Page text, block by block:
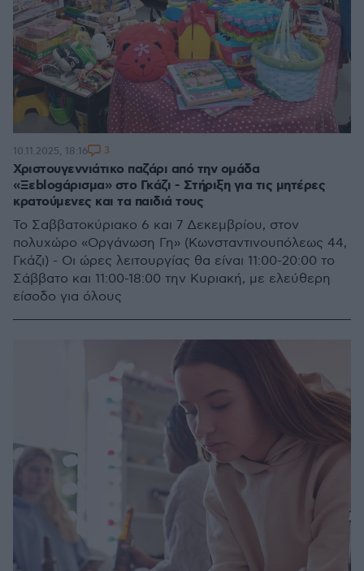
Χριστουγεννιάτικο παζάρι από την ομάδα
«Ξεblogάρισμα» στο Γκάζι - Στήριξη για τις μητέρες
κρατούμενες και τα παιδιά τους
Το Σαββατοκύριακο 6 και 7 Δεκεμβρίου, στον
πολυχώρο «Οργάνωση Γη» (Κωνσταντινουπόλεως 44,
Γκάζι) - Οι ώρες λειτουργίας θα είναι 11:00-20:00 το
Σάββατο και 11:00-18:00 την Κυριακή, με ελεύθερη
είσοδο για όλους
10.11.2025, 18:16 3